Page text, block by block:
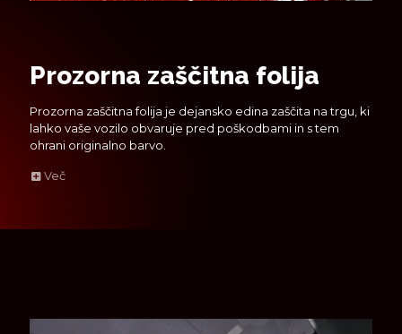
Prozorna zaščitna folija
Prozorna zaščitna folija je dejansko edina zaščita na trgu, ki
lahko vaše vozilo obvaruje pred poškodbami in s tem
ohrani originalno barvo.
Več